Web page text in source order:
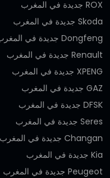
ROX جديدة في المغرب
Skoda جديدة في المغرب
Dongfeng جديدة في المغرب
Renault جديدة في المغرب
XPENG جديدة في المغرب
GAZ جديدة في المغرب
DFSK جديدة في المغرب
Seres جديدة في المغرب
Changan جديدة في المغرب
Kia جديدة في المغرب
Peugeot جديدة في المغرب